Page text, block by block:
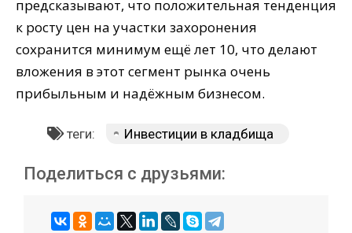
предсказывают, что положительная тенденция
к росту цен на участки захоронения
сохранится минимум ещё лет 10, что делают
вложения в этот сегмент рынка очень
прибыльным и надёжным бизнесом.
теги: Инвестиции в кладбища
Поделиться с друзьями: